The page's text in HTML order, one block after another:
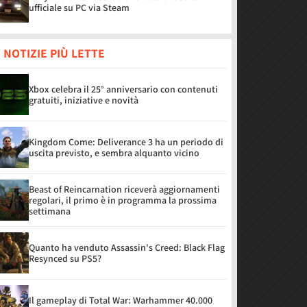
ufficiale su PC via Steam
NOTIZIE PIÙ LETTE
Xbox celebra il 25° anniversario con contenuti
gratuiti, iniziative e novità
Kingdom Come: Deliverance 3 ha un periodo di
uscita previsto, e sembra alquanto vicino
Beast of Reincarnation riceverà aggiornamenti
regolari, il primo è in programma la prossima
settimana
Quanto ha venduto Assassin's Creed: Black Flag
Resynced su PS5?
Il gameplay di Total War: Warhammer 40.000